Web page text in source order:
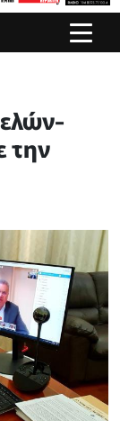
την